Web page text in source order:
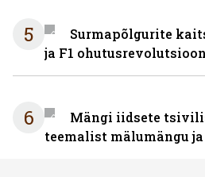
5
Surmapõlgurite
ja F1 ohutusrevolutsioon
6
Mängi iidsete
teemalist mälumängu